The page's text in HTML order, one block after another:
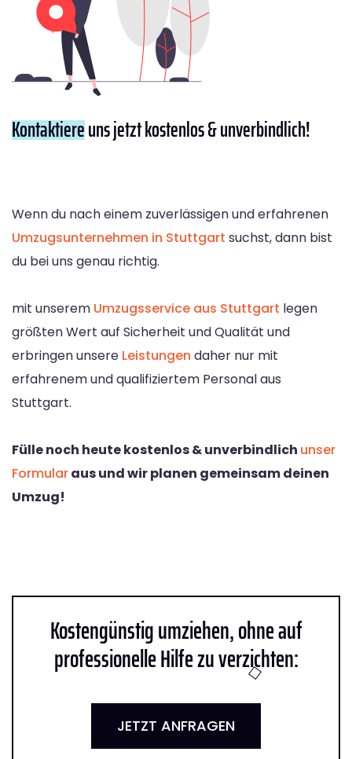
Kontaktiereuns jetzt kostenlos & unverbindlich!
Wenn du nach einem zuverlässigen und erfahrenen
Umzugsunternehmen in Stuttgart suchst, dann bist
du bei uns genau richtig.
mit unserem Umzugsservice aus Stuttgart legen
größten Wert auf Sicherheit und Qualität und
erbringen unsere Leistungen daher nur mit
erfahrenem und qualifiziertem Personal aus
Stuttgart.
Fülle noch heute kostenlos & unverbindlich unser
Formularaus und wir planen gemeinsam deinen
Umzug!
Kostengünstig umziehen, ohne auf
professionelle Hilfe zu verzichten:
JETZT ANFRAGEN